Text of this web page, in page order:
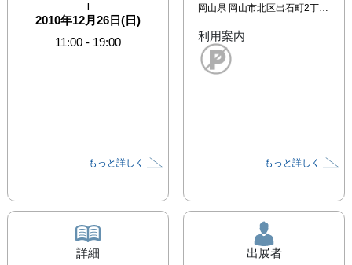
|
2010年12月26日(日)
11:00 - 19:00
もっと詳しく
岡山県 岡山市北区出石町2丁目3-1
利用案内
もっと詳しく
詳細 出展者